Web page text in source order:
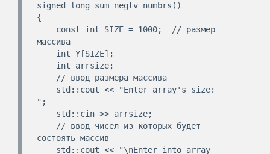
signed long sum_negtv_numbrs()
{
массива
";
состоять массив